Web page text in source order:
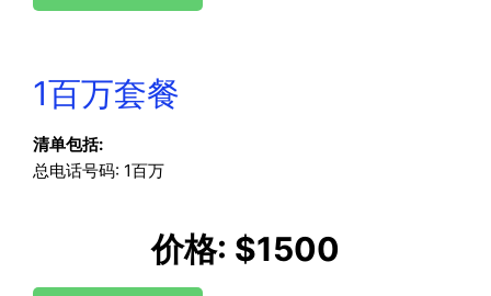
1百万套餐
清单包括:
总电话号码: 1百万
价格: $1500